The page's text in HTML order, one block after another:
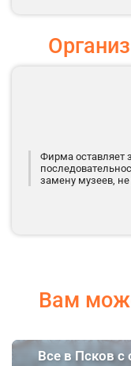
Фирма оставляет
замену музеев,
Вам
Все в Псков